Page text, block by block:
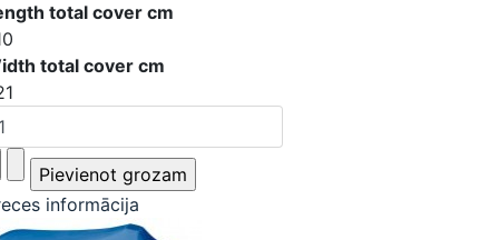
total cover cm
total cover cm
informācija